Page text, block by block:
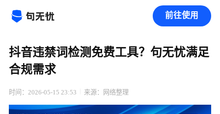
前往使用
抖音违禁词检测免费工具？句无忧满足
合规需求
时间：2026-05-15 23:53 来源：网络整理